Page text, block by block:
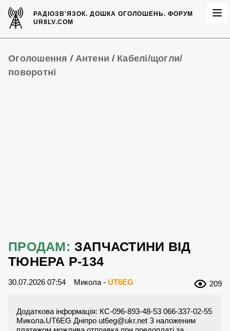
РАДІОЗВ'ЯЗОК.ДОШКА ОГОЛОШЕНЬ. ФОРУМ
UR8LV.COM
Оголошення / Антени / Кабелі/щогли/
поворотні
ПРОДАМ: ЗАПЧАСТИНИ ВІД
ТЮНЕРА Р-134
30.07.2026 07:54 Микола - UT6EG 209
Додаткова інформація: КС-096-893-48-53 066-337-02-55
Микола.UT6EG Дніпро ut6eg@ukr.net З наложеним